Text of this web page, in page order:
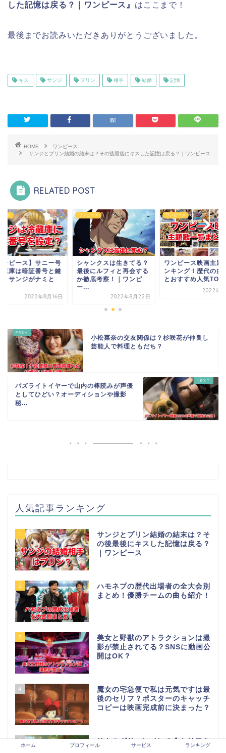
した記憶は戻る？｜ワンピース』 はここまで！
最後までお読みいただきありがとうございました。
キス サンジ プリン 相手 結婚 記憶
HOME
ワンピース
サンジとプリン結婚の結末は？その後最後にキスした記憶は戻る？｜ワンピース
RELATED POST
ース
ンクスは生きてる？
にルフィと再会する
底考察！｜ワンピ
2022年8月22日
ワンピース
ワンピース映画主題歌ラ
ンキング！歴代の曲一覧
とおすすめ人気TOP5...
ワンピース
【ワンピース】サニ
の冷蔵庫は暗証番号
付き？サンジがナミ
小松菜奈の交友関係は？杉咲花が仲良し
芸能人で料理ともだち？
バズライトイヤーで山内の棒読みが声優
としてひどい？オーディションや撮影
秘...
人気記事ランキング
1
サンジとプリン結婚の結末は？そ
の後最後にキスした記憶は戻る？
｜ワンピース
2
ハモネプの歴代出場者の全大会別
まとめ！優勝チームの曲も紹介！
3
美女と野獣のアトラクションは撮
影が禁止されてる？SNSに動画公
開はOK？
4
魔女の宅急便で私は元気ですは最
後のセリフ？ポスターのキャッチ
コピーは映画完成前に決まった？
5
リトルグリーンメンの全セリフを
英語で紹介！神様の意味と活躍シ
ホーム プロフィール サービス ランキング